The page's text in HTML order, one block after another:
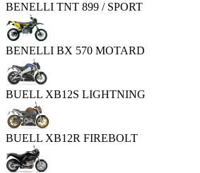
BENELLI TNT 899 / SPORT
BENELLI BX 570 MOTARD
BUELL XB12S LIGHTNING
BUELL XB12R FIREBOLT